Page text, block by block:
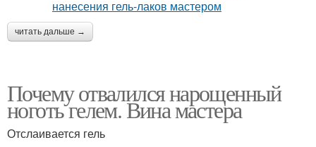
читать дальше →
Почему отвалился нарощенный
ноготь гелем. Вина мастера
Отслаивается гель